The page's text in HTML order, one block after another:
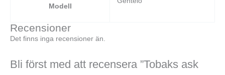
Modell
Recensioner
Det finns inga recensioner än.
Bli först med att recensera ”Tobaks ask